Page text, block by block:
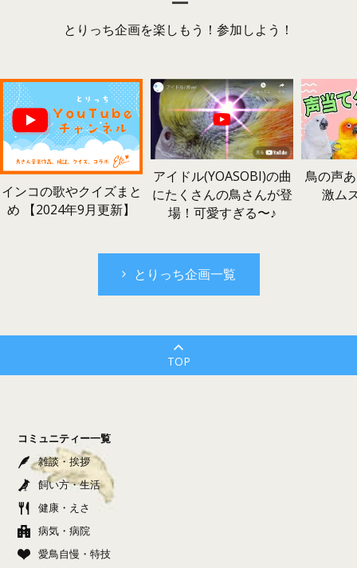
とりっち企画を楽しもう！参加しよう！
インコの歌やクイズまと
め 【2024年9月更新】
アイドル(YOASOBI)の曲
にたくさんの鳥さんが登
場！可愛すぎる〜♪
鳥の声
激ム
とりっち企画一覧
TOP
コミュニティー一覧
雑談・挨拶
飼い方・生活
健康・えさ
病気・病院
愛鳥自慢・特技